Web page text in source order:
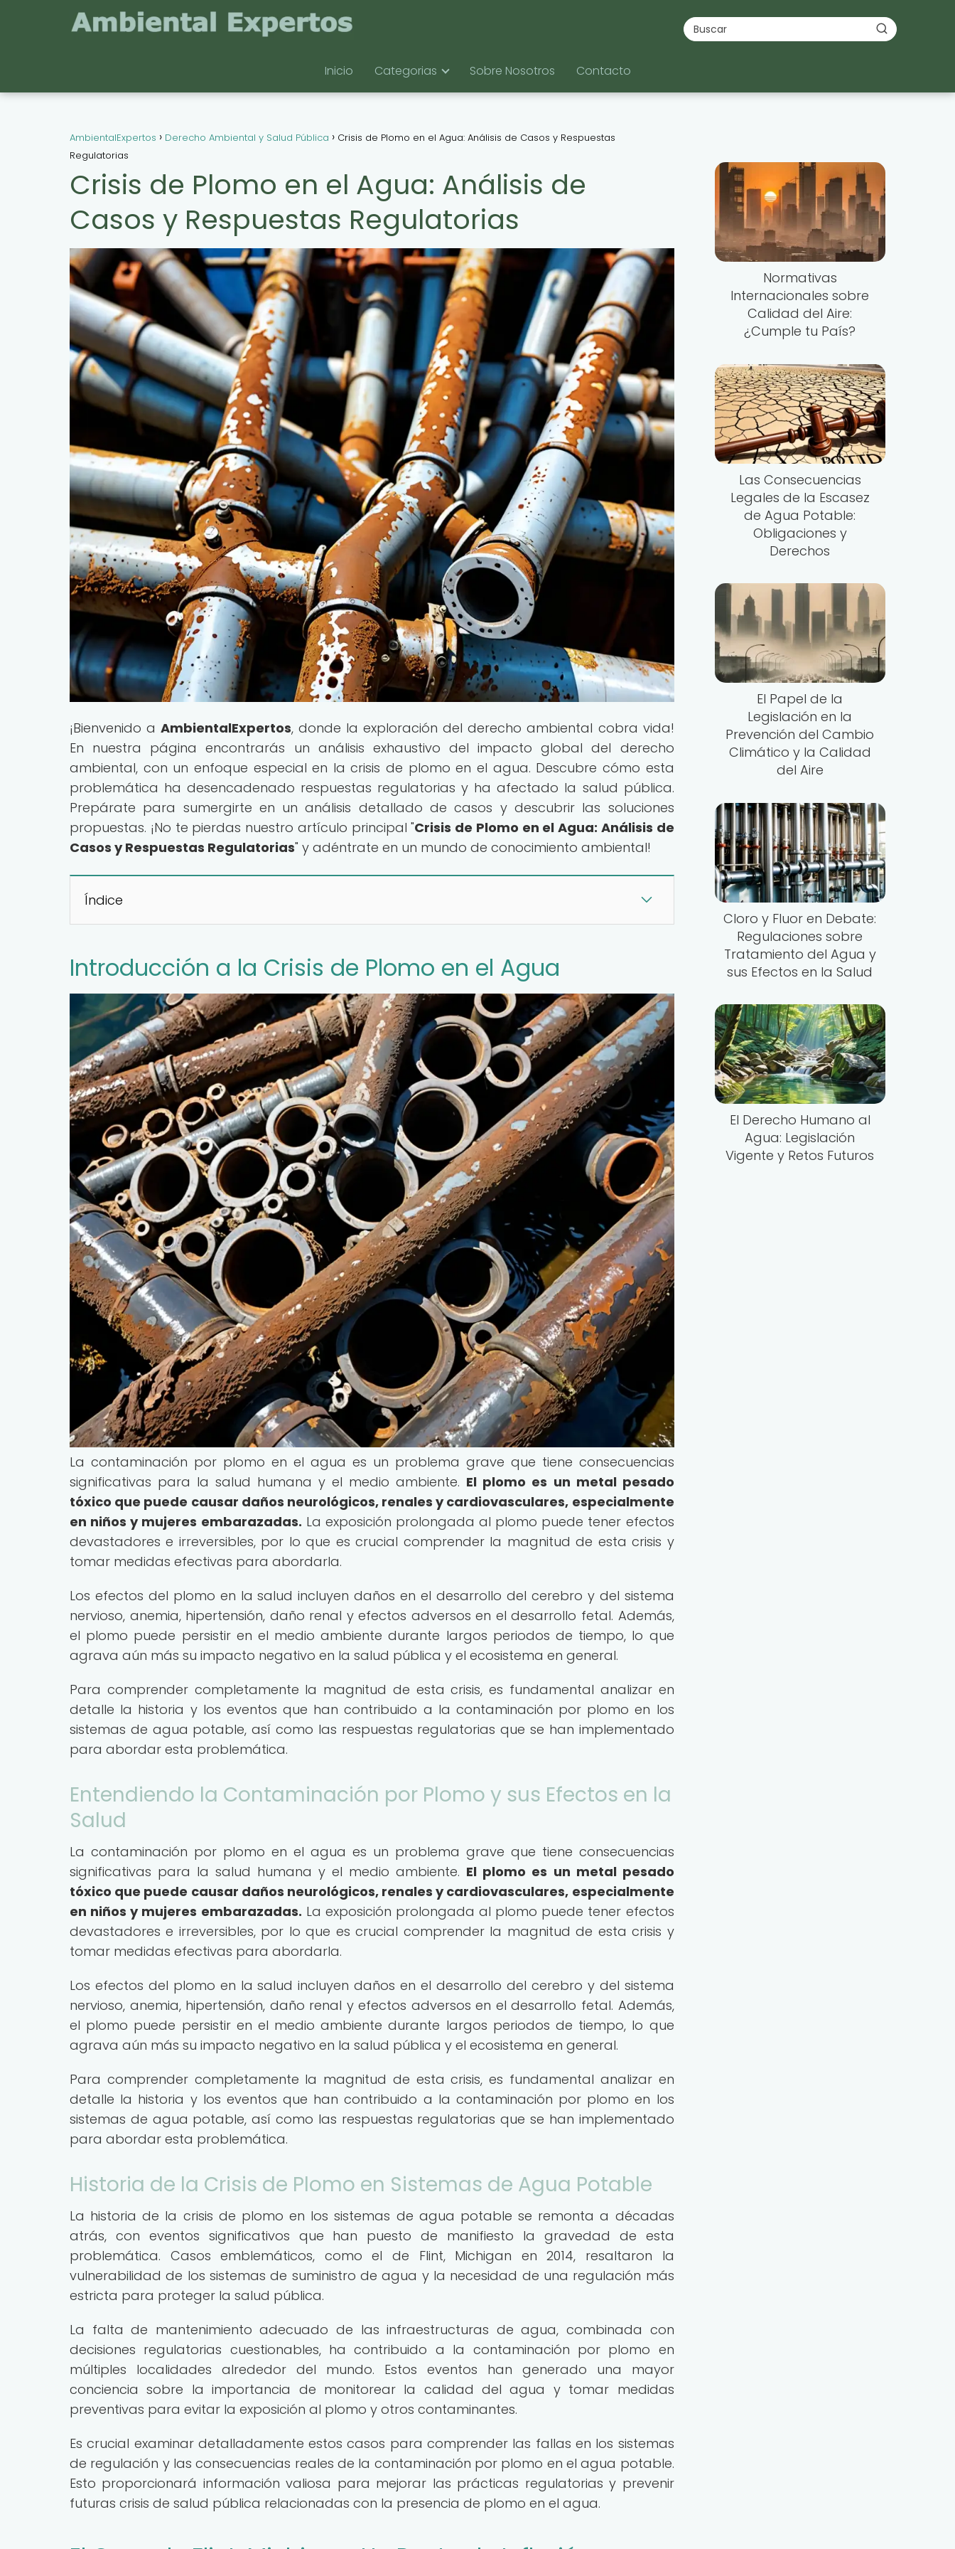
Inicio Categorias Sobre Nosotros Contacto
AmbientalExpertos Derecho Ambiental y Salud Pública
Crisis de Plomo en el Agua: Análisis de Casos y Respuestas
Regulatorias
Crisis de Plomo en el Agua: Análisis de
Casos y Respuestas Regulatorias
¡Bienvenido aAmbientalExpertos, donde la exploración del derecho ambiental cobra vida!
En nuestra página encontrarás un análisis exhaustivo del impacto global del derecho
ambiental, con un enfoque especial en la crisis de plomo en el agua. Descubre cómo esta
problemática ha desencadenado respuestas regulatorias y ha afectado la salud pública.
Prepárate para sumergirte en un análisis detallado de casos y descubrir las soluciones
propuestas. ¡No te pierdas nuestro artículo principal "Crisis de Plomo en el Agua: Análisis de
Casos y Respuestas Regulatorias" y adéntrate en un mundo de conocimiento ambiental!
Índice
Introducción a la Crisis de Plomo en el Agua
La contaminación por plomo en el agua es un problema grave que tiene consecuencias
significativas para la salud humana y el medio ambiente. El plomo es un metal pesado
tóxico que puede causar daños neurológicos, renales y cardiovasculares, especialmente
en niños y mujeres embarazadas. La exposición prolongada al plomo puede tener efectos
devastadores e irreversibles, por lo que es crucial comprender la magnitud de esta crisis y
tomar medidas efectivas para abordarla.
Los efectos del plomo en la salud incluyen daños en el desarrollo del cerebro y del sistema
nervioso, anemia, hipertensión, daño renal y efectos adversos en el desarrollo fetal. Además,
el plomo puede persistir en el medio ambiente durante largos periodos de tiempo, lo que
agrava aún más su impacto negativo en la salud pública y el ecosistema en general.
Para comprender completamente la magnitud de esta crisis, es fundamental analizar en
detalle la historia y los eventos que han contribuido a la contaminación por plomo en los
sistemas de agua potable, así como las respuestas regulatorias que se han implementado
para abordar esta problemática.
Entendiendo la Contaminación por Plomo y sus Efectos en la
Salud
La contaminación por plomo en el agua es un problema grave que tiene consecuencias
significativas para la salud humana y el medio ambiente. El plomo es un metal pesado
tóxico que puede causar daños neurológicos, renales y cardiovasculares, especialmente
en niños y mujeres embarazadas. La exposición prolongada al plomo puede tener efectos
devastadores e irreversibles, por lo que es crucial comprender la magnitud de esta crisis y
tomar medidas efectivas para abordarla.
Los efectos del plomo en la salud incluyen daños en el desarrollo del cerebro y del sistema
nervioso, anemia, hipertensión, daño renal y efectos adversos en el desarrollo fetal. Además,
el plomo puede persistir en el medio ambiente durante largos periodos de tiempo, lo que
agrava aún más su impacto negativo en la salud pública y el ecosistema en general.
Para comprender completamente la magnitud de esta crisis, es fundamental analizar en
detalle la historia y los eventos que han contribuido a la contaminación por plomo en los
sistemas de agua potable, así como las respuestas regulatorias que se han implementado
para abordar esta problemática.
Historia de la Crisis de Plomo en Sistemas de Agua Potable
La historia de la crisis de plomo en los sistemas de agua potable se remonta a décadas
atrás, con eventos significativos que han puesto de manifiesto la gravedad de esta
problemática. Casos emblemáticos, como el de Flint, Michigan en 2014, resaltaron la
vulnerabilidad de los sistemas de suministro de agua y la necesidad de una regulación más
estricta para proteger la salud pública.
La falta de mantenimiento adecuado de las infraestructuras de agua, combinada con
decisiones regulatorias cuestionables, ha contribuido a la contaminación por plomo en
múltiples localidades alrededor del mundo. Estos eventos han generado una mayor
conciencia sobre la importancia de monitorear la calidad del agua y tomar medidas
preventivas para evitar la exposición al plomo y otros contaminantes.
Es crucial examinar detalladamente estos casos para comprender las fallas en los sistemas
de regulación y las consecuencias reales de la contaminación por plomo en el agua potable.
Esto proporcionará información valiosa para mejorar las prácticas regulatorias y prevenir
futuras crisis de salud pública relacionadas con la presencia de plomo en el agua.
Normativas
Internacionales sobre
Calidad del Aire:
¿Cumple tu País?
Las Consecuencias
Legales de la Escasez
de Agua Potable:
Obligaciones y
Derechos
El Papel de la
Legislación en la
Prevención del Cambio
Climático y la Calidad
del Aire
Cloro y Fluor en Debate:
Regulaciones sobre
Tratamiento del Agua y
sus Efectos en la Salud
El Derecho Humano al
Agua: Legislación
Vigente y Retos Futuros